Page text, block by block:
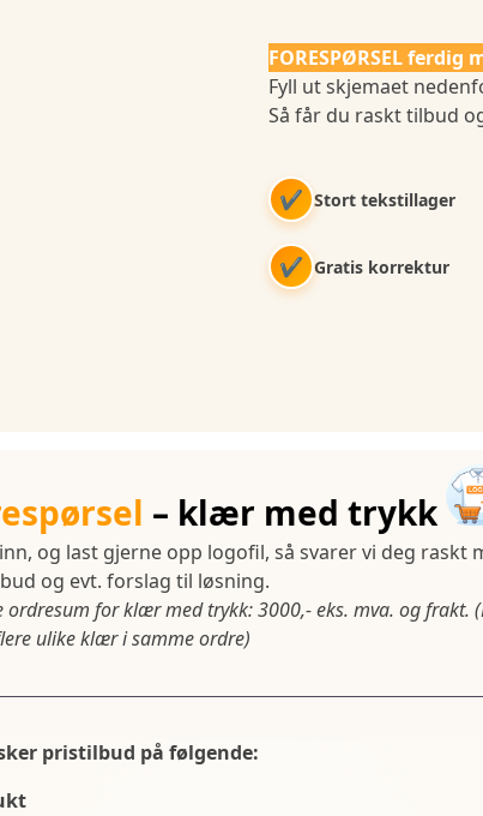
FORESPØRSEL ferdig
Fyll ut skjemaet
Så får du raskt tilbud
✔ Stort tekstillager
✔ Gratis korrektur
– klær med trykk
og last gjerne opp logofil, så svarer vi deg raskt
og evt. forslag til løsning.
ordresum for klær med trykk: 3000,- eks. mva. og frakt.
ulike klær i samme ordre)
pristilbud på følgende: